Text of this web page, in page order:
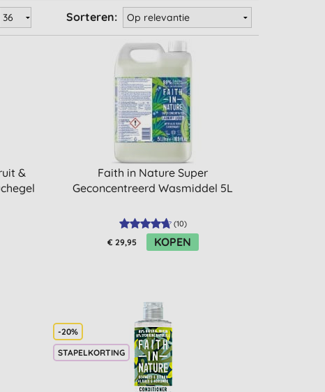
Sorteren:
&
Faith in Nature Super
Geconcentreerd Wasmiddel 5L
(10)
€ 29,95 KOPEN
-20%
STAPELKORTING